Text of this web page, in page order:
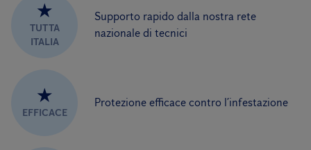
★
TUTTA
ITALIA
Supporto rapido dalla nostra rete
nazionale di tecnici
★
EFFICACE
Protezione efficace contro l’infestazione